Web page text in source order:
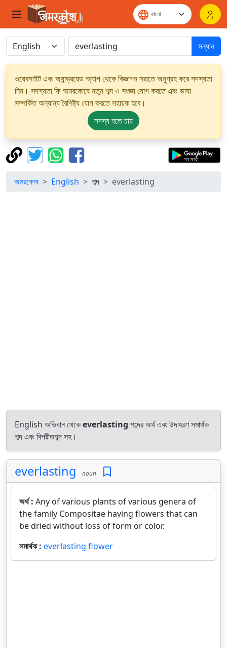
সন্ধান
ওয়েবসাইট এবং অ্যান্ড্রয়েড অ্যাপ থেকে বিজ্ঞাপন সরাতে অনুগ্রহ করে সদস্যতা
নিন। সদস্যতা ফি অমরকোষে নতুন শব্দ ও সংজ্ঞা যোগ করতে এবং ভাষা
সম্পর্কিত অন্যান্য বৈশিষ্ট্য যোগ করতে সহায়ক হবে।
সদস্য হতে চায়
অমরকোষ English শব্দ everlasting
English অভিধান থেকেeverlasting শব্দের অর্থ এবং উদাহরণ সমার্থক
শব্দ এবং বিপরীতশব্দ সহ।
everlasting noun
অর্থ : Any of various plants of various genera of
the family Compositae having flowers that can
be dried without loss of form or color.
সমার্থক : everlasting flower